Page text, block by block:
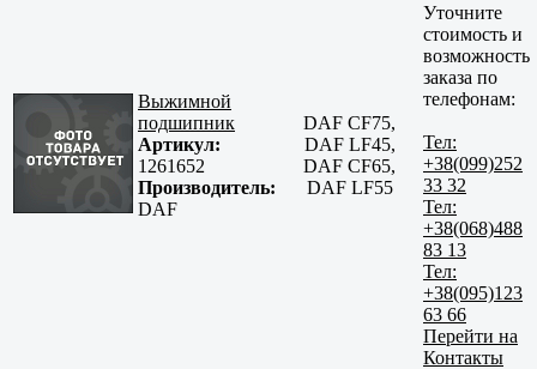
Выжимной
подшипник
Артикул:
1261652
Производитель:
DAF
DAF CF75,
DAF LF45,
DAF CF65,
DAF LF55
Уточните
стоимость и
возможность
заказа по
телефонам:
Тел:
+38(099)252
33 32
Тел:
+38(068)488
83 13
Тел:
+38(095)123
63 66
Перейти на
Контакты